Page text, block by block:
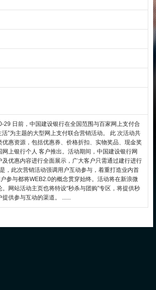
日前，中国建设银行在全国范围与百家网上支付合
”为主题的大型网上支付联合营销活动。 此 次活动共
惠资源，包括优惠券、价格折扣、实物奖品、现金奖
上银行个人 客户推出。活动期间，中国建设银行网
优惠内容进行全面展示，广大客户只需通过建行进行
，此次营销活动强调用户互动参与，着重打造业内首
参与都将WEB2.0的概念贯穿始终。活动将在新浪微
网站活动主页也将特设“秒杀与团购”专区，将提供秒
供参与互动的渠道。 ......